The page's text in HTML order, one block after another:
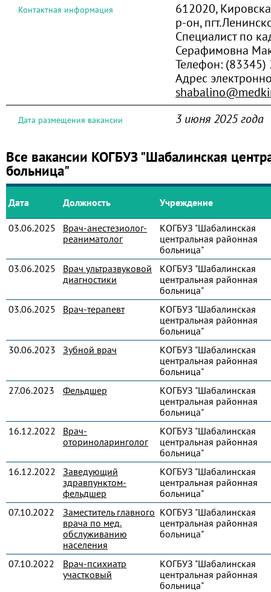
Контактная информация
612020,
р-он,
Специалист по
Серафимовна
Телефон: (83345)
Адрес
Дата размещения вакансии 3 июня 2025 года
Все вакансии КОГБУЗ "Шабалинская
больница"
Дата Должность Учреждение
03.06.2025
Врач-анестезиолог-
реаниматолог
КОГБУЗ "Шабалинская
центральная районная
больница"
03.06.2025
Врач ультразвуковой
диагностики
КОГБУЗ "Шабалинская
центральная районная
больница"
03.06.2025
Врач-терапевт
КОГБУЗ "Шабалинская
центральная районная
больница"
30.06.2023
Зубной врач
КОГБУЗ "Шабалинская
центральная районная
больница"
27.06.2023
Фельдшер
КОГБУЗ "Шабалинская
центральная районная
больница"
16.12.2022
Врач-
оториноларинголог
КОГБУЗ "Шабалинская
центральная районная
больница"
16.12.2022
Заведующий
здравпунктом-
фельдшер
КОГБУЗ "Шабалинская
центральная районная
больница"
07.10.2022
Заместитель главного
врача по мед.
обслуживанию
населения
КОГБУЗ "Шабалинская
центральная районная
больница"
07.10.2022
Врач-психиатр
участковый
КОГБУЗ "Шабалинская
центральная районная
больница"